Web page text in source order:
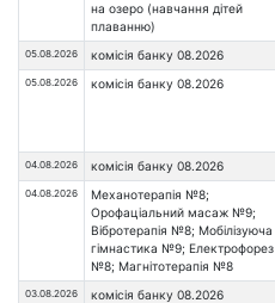
на озеро (навчання дітей
плаванню)
05.08.2026 комісія банку 08.2026
05.08.2026 комісія банку 08.2026
04.08.2026 комісія банку 08.2026
04.08.2026
Механотерапія №8;
Орофаціальний масаж №9;
Вібротерапія №8; Мобілізуюча
гімнастика №9; Електрофорез
№8; Магнітотерапія №8
03.08.2026 комісія банку 08.2026